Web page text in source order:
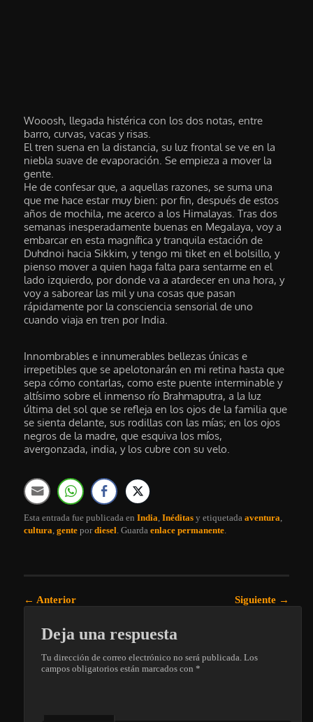
Wooosh, llegada histérica con los dos notas, entre
barro, curvas, vacas y risas.
El tren suena en la distancia, su luz frontal se ve en la
niebla suave de evaporación. Se empieza a mover la
gente.
He de confesar que, a aquellas razones, se suma una
que me hace estar muy bien: por fin, después de estos
años de mochila, me acerco a los Himalayas. Tras dos
semanas inesperadamente buenas en Megalaya, voy a
embarcar en esta magnífica y tranquila estación de
Duhdnoi hacia Sikkim, y tengo mi tiket en el bolsillo, y
pienso mover a quien haga falta para sentarme en el
lado izquierdo, por donde va a atardecer en una hora, y
voy a saborear las mil y una cosas que pasan
rápidamente por la consciencia sensorial de uno
cuando viaja en tren por India.
Innombrables e innumerables bellezas únicas e
irrepetibles que se apelotonarán en mi retina hasta que
sepa cómo contarlas, como este puente interminable y
altísimo sobre el inmenso río Brahmaputra, a la luz
última del sol que se refleja en los ojos de la familia que
se sienta delante, sus rodillas con las mías; en los ojos
negros de la madre, que esquiva los míos,
avergonzada, india, y los cubre con su velo.
Esta entrada fue publicada enIndia ,Inéditas y etiquetadaaventura
cultura ,gente pordiesel . Guardaenlace permanente
Navegación de entradas
← Anterior Siguiente →
Deja una respuesta
Tu dirección de correo electrónico no será publicada. Los
campos obligatorios están marcados con*